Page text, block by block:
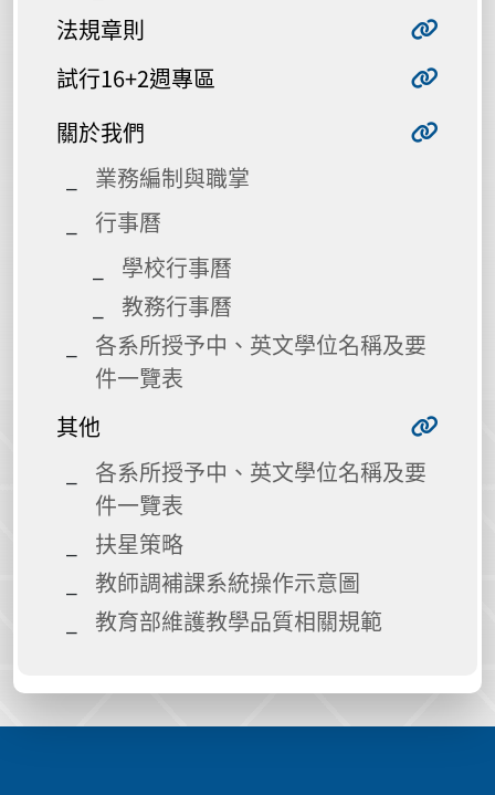
法規章則
試行16+2週專區
關於我們
業務編制與職掌
行事曆
學校行事曆
教務行事曆
各系所授予中、英文學位名稱及要
件一覽表
其他
各系所授予中、英文學位名稱及要
件一覽表
扶星策略
教師調補課系統操作示意圖
教育部維護教學品質相關規範